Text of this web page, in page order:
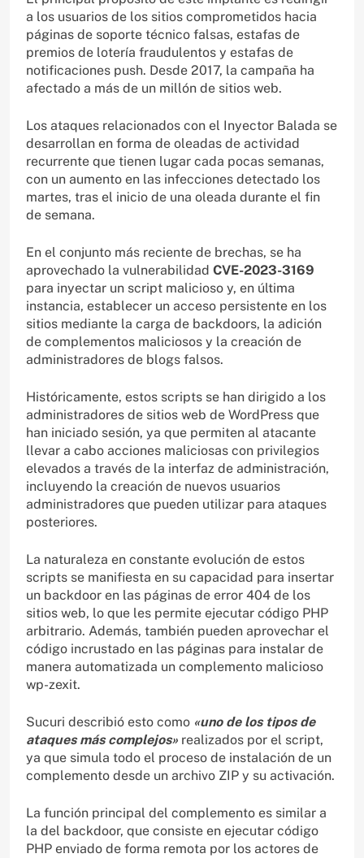
a los usuarios de los sitios comprometidos hacia
páginas de soporte técnico falsas, estafas de
premios de lotería fraudulentos y estafas de
notificaciones push. Desde 2017, la campaña ha
afectado a más de un millón de sitios web.
Los ataques relacionados con el Inyector Balada se
desarrollan en forma de oleadas de actividad
recurrente que tienen lugar cada pocas semanas,
con un aumento en las infecciones detectado los
martes, tras el inicio de una oleada durante el fin
de semana.
En el conjunto más reciente de brechas, se ha
aprovechado la vulnerabilidad CVE-2023-3169
para inyectar un script malicioso y, en última
instancia, establecer un acceso persistente en los
sitios mediante la carga de backdoors, la adición
de complementos maliciosos y la creación de
administradores de blogs falsos.
Históricamente, estos scripts se han dirigido a los
administradores de sitios web de WordPress que
han iniciado sesión, ya que permiten al atacante
llevar a cabo acciones maliciosas con privilegios
elevados a través de la interfaz de administración,
incluyendo la creación de nuevos usuarios
administradores que pueden utilizar para ataques
posteriores.
La naturaleza en constante evolución de estos
scripts se manifiesta en su capacidad para insertar
un backdoor en las páginas de error 404 de los
sitios web, lo que les permite ejecutar código PHP
arbitrario. Además, también pueden aprovechar el
código incrustado en las páginas para instalar de
manera automatizada un complemento malicioso
wp-zexit.
Sucuri describió esto como «uno de los tipos de
ataques más complejos» realizados por el script,
ya que simula todo el proceso de instalación de un
complemento desde un archivo ZIP y su activación.
La función principal del complemento es similar a
la del backdoor, que consiste en ejecutar código
PHP enviado de forma remota por los actores de